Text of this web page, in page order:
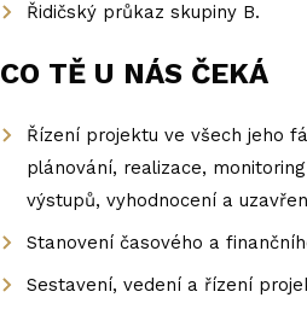
Řidičský průkaz skupiny B.
CO TĚ U NÁS ČEKÁ
Řízení projektu ve všech jeho
plánování, realizace,
výstupů, vyhodnocení a
Stanovení časového a
Sestavení, vedení a řízení